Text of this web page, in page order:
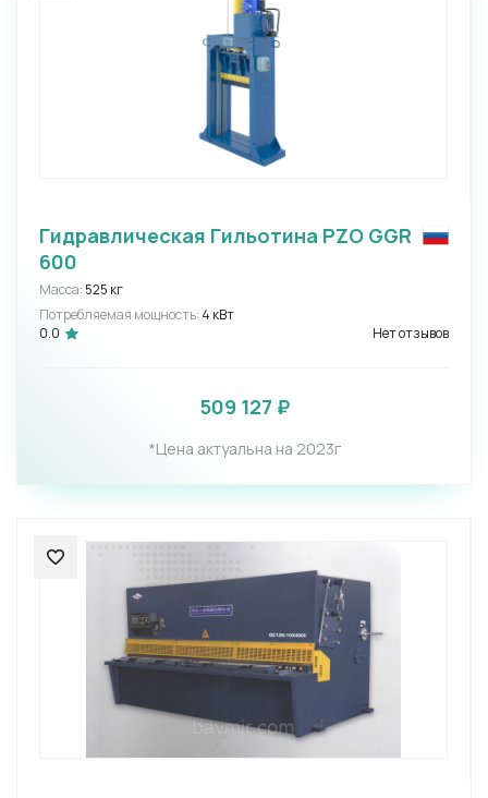
Гидравлическая Гильотина PZO GGR
600
Масса: 525 кг
Потребляемая мощность: 4 кВт
0.0
Нет отзывов
509 127 ₽
*Цена актуальна на 2023г